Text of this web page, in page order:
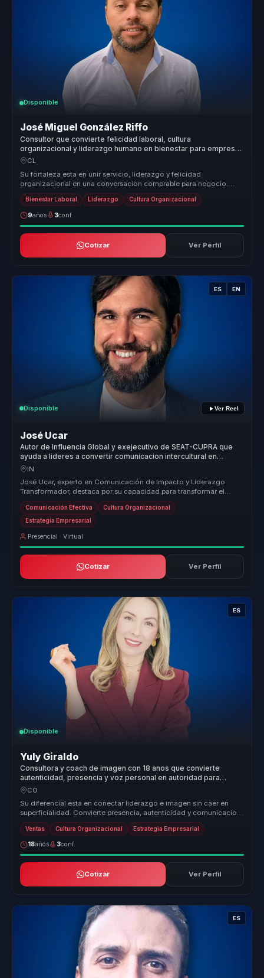
Disponible
José Miguel González Riffo
Consultor que convierte felicidad laboral, cultura
organizacional y liderazgo humano en bienestar para empresas
y equipos.
CL
Su fortaleza esta en unir servicio, liderazgo y felicidad
organizacional en una conversacion comprable para negocio.
Traduce bienestar a ...
Bienestar Laboral Liderazgo Cultura Organizacional
9años 3conf.
Cotizar Ver Perfil
ES EN
Disponible Ver Reel
José Ucar
Autor de Influencia Global y exejecutivo de SEAT-CUPRA que
ayuda a lideres a convertir comunicacion intercultural en
influencia, servicio y ventas.
IN
José Ucar, experto en Comunicación de Impacto y Liderazgo
Transformador, destaca por su capacidad para transformar el
servicio al cliente...
Comunicación Efectiva Cultura Organizacional
Estrategia Empresarial
Presencial · Virtual
Cotizar Ver Perfil
ES
Disponible
Yuly Giraldo
Consultora y coach de imagen con 18 anos que convierte
autenticidad, presencia y voz personal en autoridad para
lideres.
CO
Su diferencial esta en conectar liderazgo e imagen sin caer en
superficialidad. Convierte presencia, autenticidad y comunicacion
no verba...
Ventas Cultura Organizacional Estrategia Empresarial
18años 3conf.
Cotizar Ver Perfil
ES